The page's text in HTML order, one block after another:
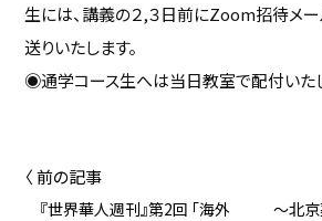
生には、講義の２,３日前にZoom招待メ
送りいたします。
◉通学コース生へは当日教室で配付いた
〈 前の記事
『世界華人週刊』第2回 「海外
～北